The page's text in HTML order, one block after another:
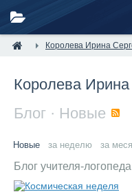
Королева Ирина
Королева
Блог · Новые
Новые за неделю за
Блог учителя-логопеда